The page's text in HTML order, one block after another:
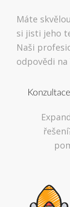
Máte
si jisti jeho
Naši
odpovědi na